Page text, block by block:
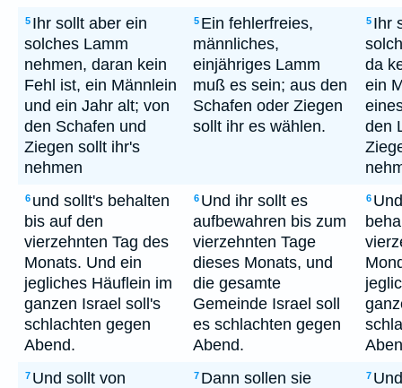
5 Ihr sollt aber ein
solches Lamm
nehmen, daran kein
Fehl ist, ein Männlein
und ein Jahr alt; von
den Schafen und
Ziegen sollt ihr's
nehmen
5 Ein fehlerfreies,
männliches,
einjähriges Lamm
muß es sein; aus den
Schafen oder Ziegen
sollt ihr es wählen.
5 Ihr
da
ein
den
6 und sollt's behalten
bis auf den
vierzehnten Tag des
Monats. Und ein
jegliches Häuflein im
ganzen Israel soll's
schlachten gegen
Abend.
6 Und ihr sollt es
aufbewahren bis zum
vierzehnten Tage
dieses Monats, und
die gesamte
Gemeinde Israel soll
es schlachten gegen
Abend.
6
7 Und sollt von
7 Dann sollen sie
7